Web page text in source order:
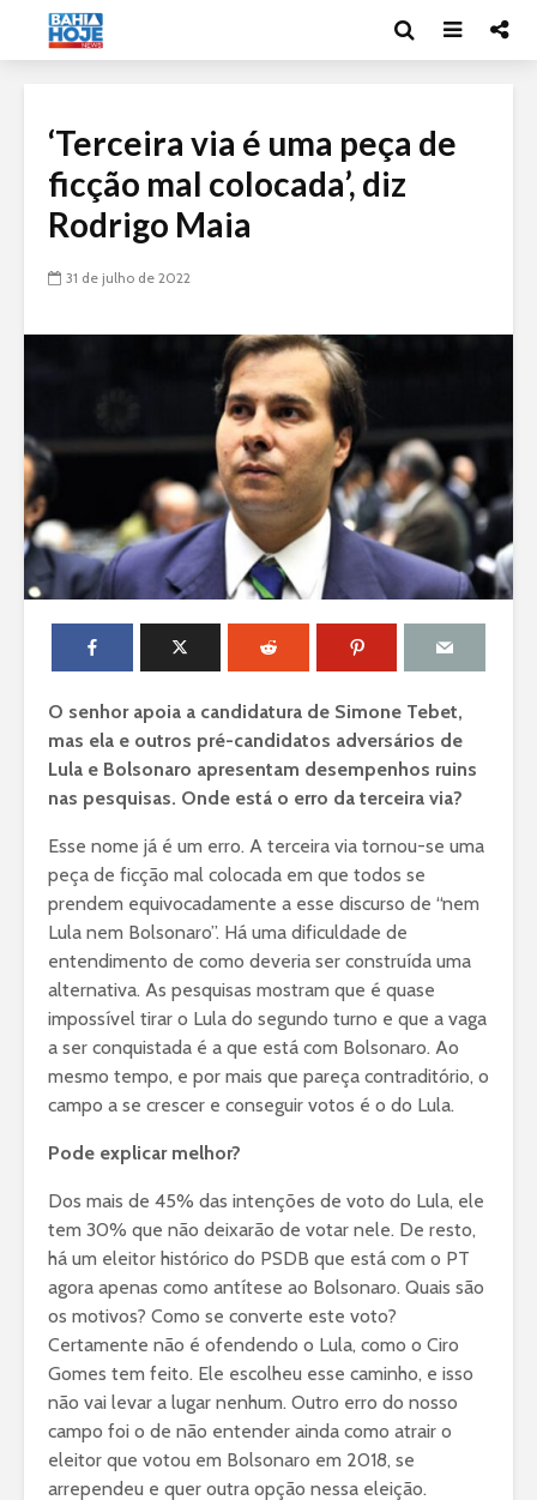
‘Terceira via é uma peça de
ficção mal colocada’, diz
Rodrigo Maia
31 de julho de 2022
O senhor apoia a candidatura de Simone Tebet,
mas ela e outros pré-candidatos adversários de
Lula e Bolsonaro apresentam desempenhos ruins
nas pesquisas. Onde está o erro da terceira via?
Esse nome já é um erro. A terceira via tornou-se uma
peça de ficção mal colocada em que todos se
prendem equivocadamente a esse discurso de “nem
Lula nem Bolsonaro”. Há uma dificuldade de
entendimento de como deveria ser construída uma
alternativa. As pesquisas mostram que é quase
impossível tirar o Lula do segundo turno e que a vaga
a ser conquistada é a que está com Bolsonaro. Ao
mesmo tempo, e por mais que pareça contraditório, o
campo a se crescer e conseguir votos é o do Lula.
Pode explicar melhor?
Dos mais de 45% das intenções de voto do Lula, ele
tem 30% que não deixarão de votar nele. De resto,
há um eleitor histórico do PSDB que está com o PT
agora apenas como antítese ao Bolsonaro. Quais são
os motivos? Como se converte este voto?
Certamente não é ofendendo o Lula, como o Ciro
Gomes tem feito. Ele escolheu esse caminho, e isso
não vai levar a lugar nenhum. Outro erro do nosso
campo foi o de não entender ainda como atrair o
eleitor que votou em Bolsonaro em 2018, se
arrependeu e quer outra opção nessa eleição.